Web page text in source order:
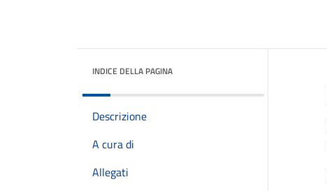
INDICE DELLA PAGINA
Descrizione
A cura di
Allegati